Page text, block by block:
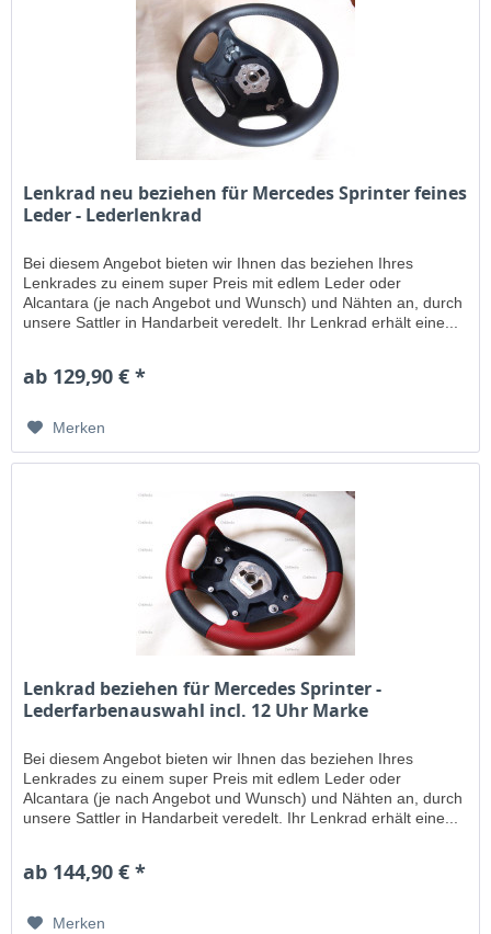
Lenkrad neu beziehen für Mercedes Sprinter feines
Leder - Lederlenkrad
Bei diesem Angebot bieten wir Ihnen das beziehen Ihres
Lenkrades zu einem super Preis mit edlem Leder oder
Alcantara (je nach Angebot und Wunsch) und Nähten an, durch
unsere Sattler in Handarbeit veredelt. Ihr Lenkrad erhält eine...
ab 129,90 € *
Merken
Lenkrad beziehen für Mercedes Sprinter -
Lederfarbenauswahl incl. 12 Uhr Marke
Bei diesem Angebot bieten wir Ihnen das beziehen Ihres
Lenkrades zu einem super Preis mit edlem Leder oder
Alcantara (je nach Angebot und Wunsch) und Nähten an, durch
unsere Sattler in Handarbeit veredelt. Ihr Lenkrad erhält eine...
ab 144,90 € *
Merken